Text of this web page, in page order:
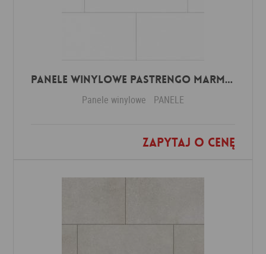
Panele winylowe Pastrengo marmor beige 57590 Klasa 34 3 mm
Panele winylowe PANELE
Zapytaj o cenę
Dodaj do ulubionych